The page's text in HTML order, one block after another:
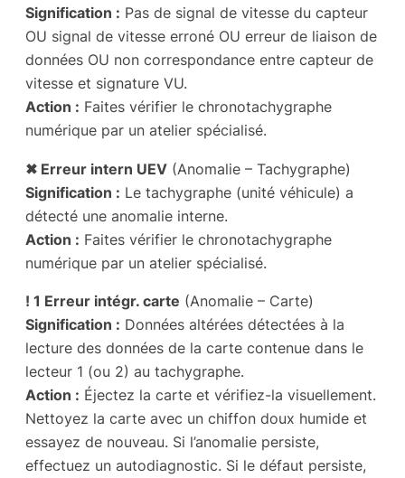
Signification : Pas de signal de vitesse du capteur
OU signal de vitesse erroné OU erreur de liaison de
données OU non correspondance entre capteur de
vitesse et signature VU.
Action : Faites vérifier le chronotachygraphe
numérique par un atelier spécialisé.
✖ Erreur intern UEV (Anomalie – Tachygraphe)
Signification : Le tachygraphe (unité véhicule) a
détecté une anomalie interne.
Action : Faites vérifier le chronotachygraphe
numérique par un atelier spécialisé.
! 1 Erreur intégr. carte (Anomalie – Carte)
Signification : Données altérées détectées à la
lecture des données de la carte contenue dans le
lecteur 1 (ou 2) au tachygraphe.
Action : Éjectez la carte et vérifiez-la visuellement.
Nettoyez la carte avec un chiffon doux humide et
essayez de nouveau. Si l’anomalie persiste,
effectuez un autodiagnostic. Si le défaut persiste,